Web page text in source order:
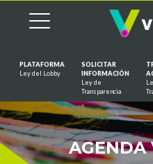
PLATAFORMA
Ley del Lobby
SOLICITAR
INFORMACIÓN
Ley de
Transparencia
AGENDA